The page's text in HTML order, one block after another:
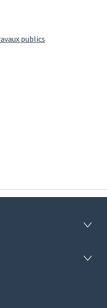
publics